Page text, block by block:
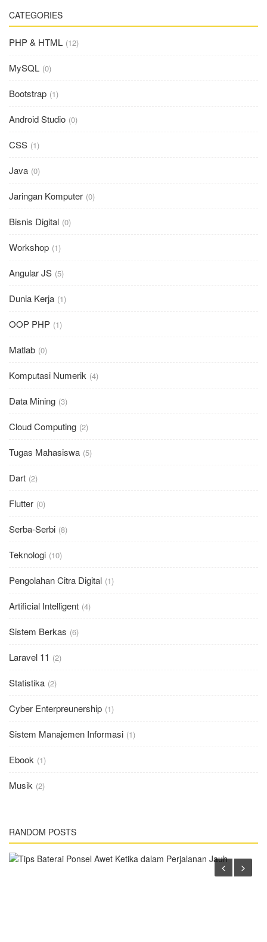
CATEGORIES
PHP & HTML (12)
MySQL (0)
Bootstrap (1)
Android Studio (0)
CSS (1)
Java (0)
Jaringan Komputer (0)
Bisnis Digital (0)
Workshop (1)
Angular JS (5)
Dunia Kerja (1)
OOP PHP (1)
Matlab (0)
Komputasi Numerik (4)
Data Mining (3)
Cloud Computing (2)
Tugas Mahasiswa (5)
Dart (2)
Flutter (0)
Serba-Serbi (8)
Teknologi (10)
Pengolahan Citra Digital (1)
Artificial Intelligent (4)
Sistem Berkas (6)
Laravel 11 (2)
Statistika (2)
Cyber Enterpreunership (1)
Sistem Manajemen Informasi (1)
Ebook (1)
Musik (2)
RANDOM POSTS
Tips Baterai Ponsel Awet Ketika dalam Perjalanan
Jauh